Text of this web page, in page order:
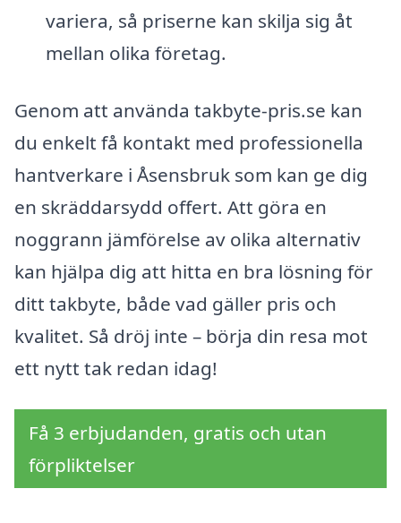
variera, så priserne kan skilja sig åt
mellan olika företag.
Genom att använda takbyte-pris.se kan
du enkelt få kontakt med professionella
hantverkare i Åsensbruk som kan ge dig
en skräddarsydd offert. Att göra en
noggrann jämförelse av olika alternativ
kan hjälpa dig att hitta en bra lösning för
ditt takbyte, både vad gäller pris och
kvalitet. Så dröj inte – börja din resa mot
ett nytt tak redan idag!
Få 3 erbjudanden, gratis och utan
förpliktelser